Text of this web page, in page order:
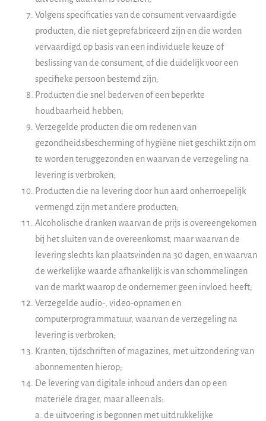
Volgens specificaties van de consument vervaardigde
producten, die niet geprefabriceerd zijn en die worden
vervaardigd op basis van een individuele keuze of
beslissing van de consument, of die duidelijk voor een
specifieke persoon bestemd zijn;
Producten die snel bederven of een beperkte
houdbaarheid hebben;
Verzegelde producten die om redenen van
gezondheidsbescherming of hygiëne niet geschikt zijn om
te worden teruggezonden en waarvan de verzegeling na
levering is verbroken;
Producten die na levering door hun aard onherroepelijk
vermengd zijn met andere producten;
Alcoholische dranken waarvan de prijs is overeengekomen
bij het sluiten van de overeenkomst, maar waarvan de
levering slechts kan plaatsvinden na 30 dagen, en waarvan
de werkelijke waarde afhankelijk is van schommelingen
van de markt waarop de ondernemer geen invloed heeft;
Verzegelde audio-, video-opnamen en
computerprogrammatuur, waarvan de verzegeling na
levering is verbroken;
Kranten, tijdschriften of magazines, met uitzondering van
abonnementen hierop;
De levering van digitale inhoud anders dan op een
materiële drager, maar alleen als:
a. de uitvoering is begonnen met uitdrukkelijke